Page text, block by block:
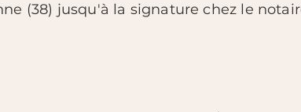
(38) jusqu'à la signature chez le